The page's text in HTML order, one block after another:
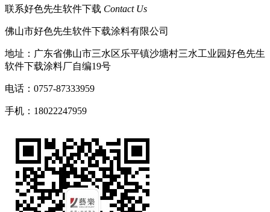
联系好色先生软件下载 Contact Us
佛山市好色先生软件下载涂料有限公司
地址：广东省佛山市三水区乐平镇沙塘村三水工业园好色先生
软件下载涂料厂自编19号
电话：0757-87333959
手机：18022247959